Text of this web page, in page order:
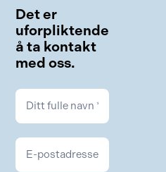
Kontakt
Det er
uforpliktende
å ta kontakt
med oss.